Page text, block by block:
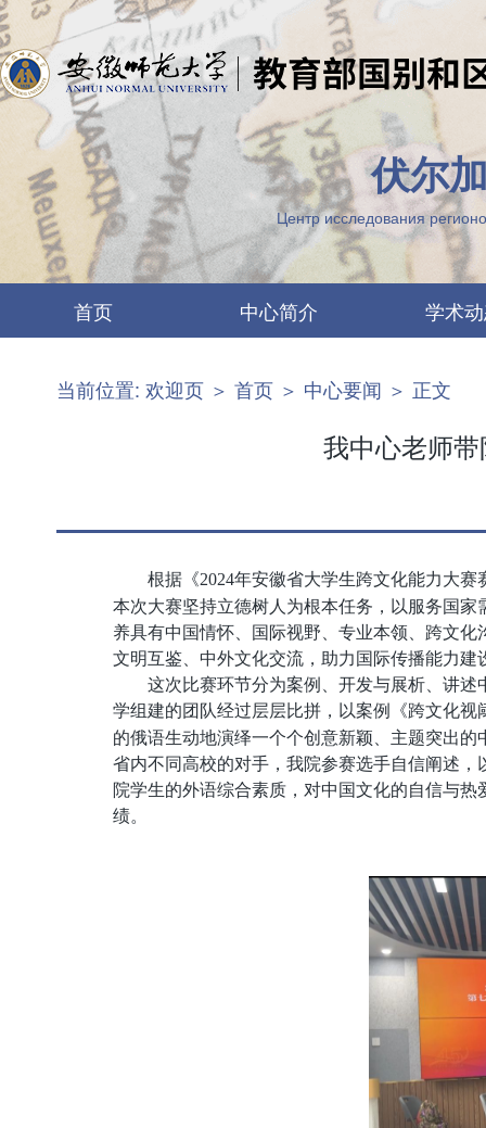
伏尔
Центр исследования
首页
最新公告
中心简介
机构设置
学术
当前位置: 欢迎页 ＞ 首页 ＞ 中心要闻 ＞ 正文
我中心老师
根据 《2024年安徽省大学生跨文化能力大赛
本次大赛坚持立德树人为根本任务，以服务国
养具有中国情怀、国际视野、专业本领、跨文
文明互鉴、中外文化交流，助力国际传播能力
这次比赛环节分为案例、 开发与展析、讲述
学组建的团队经过层层比拼， 以案例《跨文化视
的俄语生动地演绎一个个创意新颖、主题突出
省内不同高校的对手，我院参赛选手自信阐述
院学生的外语综合素质，对中国文化的自信与
绩。